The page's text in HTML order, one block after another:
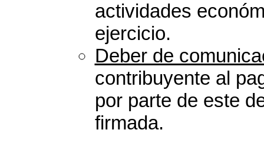
actividades
ejercicio.
Deber de
contribuyente al
por parte de este
firmada.